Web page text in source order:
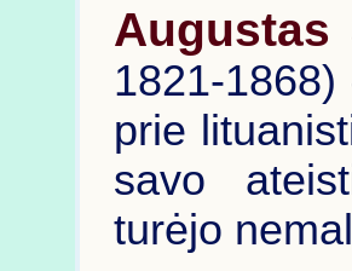
Augustas
1821-
prie
savo
turėjo